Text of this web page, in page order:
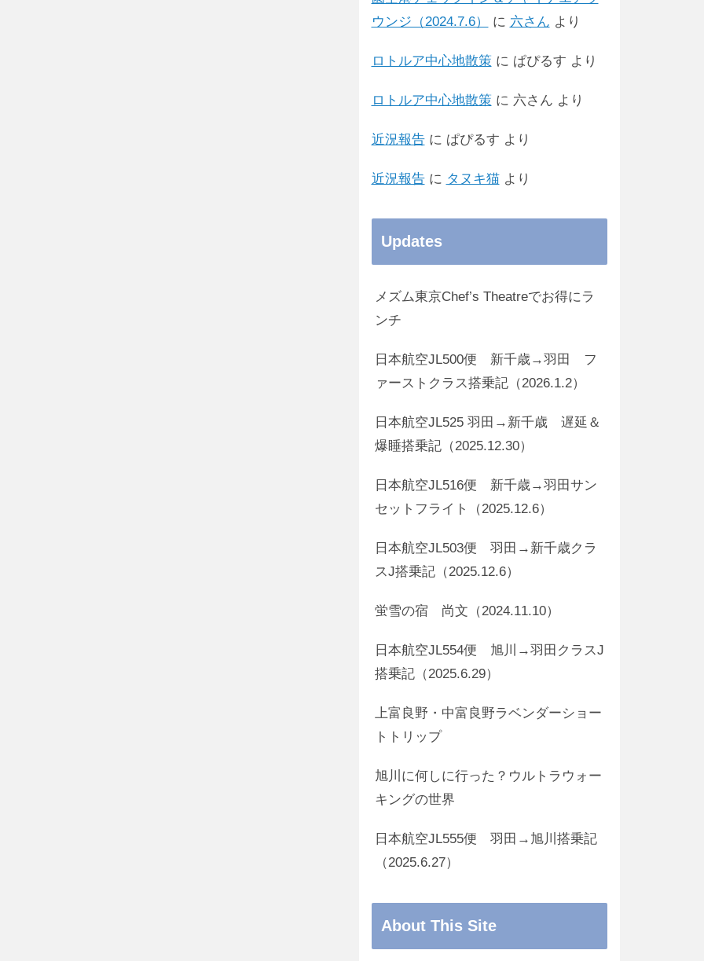
ウンジ（2024.7.6）
に 六さん より
ロトルア中心地散策 に ぱぴるす より
ロトルア中心地散策 に 六さん より
近況報告に ぱぴるす より
近況報告に タヌキ猫より
Updates
メズム東京Chef’s Theatreでお得にラ
ンチ
日本航空JL500便 新千歳→羽田 フ
ァーストクラス搭乗記（2026.1.2）
日本航空JL525 羽田→新千歳 遅延＆
爆睡搭乗記（2025.12.30）
日本航空JL516便 新千歳→羽田サン
セットフライト（2025.12.6）
日本航空JL503便 羽田→新千歳クラ
スJ搭乗記（2025.12.6）
蛍雪の宿 尚文（2024.11.10）
日本航空JL554便 旭川→羽田クラスJ
搭乗記（2025.6.29）
上富良野・中富良野ラベンダーショー
トトリップ
旭川に何しに行った？ウルトラウォー
キングの世界
日本航空JL555便 羽田→旭川搭乗記
（2025.6.27）
About This Site